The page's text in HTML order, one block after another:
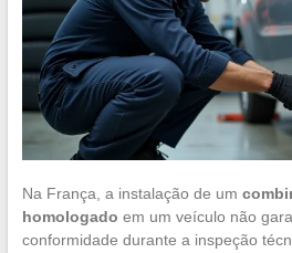
Na França, a instalação de um
homologado em um veículo não
conformidade durante a inspeção